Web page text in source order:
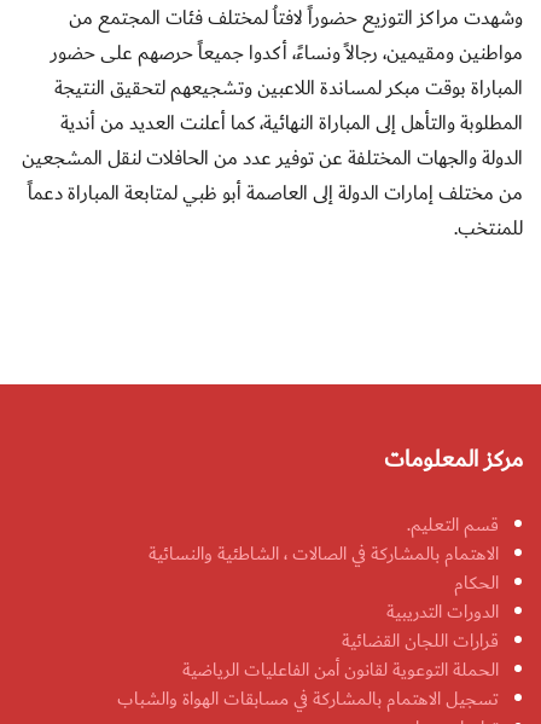
وشهدت مراكز التوزيع حضوراً لافتاُ لمختلف فئات المجتمع من
مواطنين ومقيمين، رجالاً ونساءً، أكدوا جميعاً حرصهم على حضور
المباراة بوقت مبكر لمساندة اللاعبين وتشجيعهم لتحقيق النتيجة
المطلوبة والتأهل إلى المباراة النهائية، كما أعلنت العديد من أندية
الدولة والجهات المختلفة عن توفير عدد من الحافلات لنقل المشجعين
من مختلف إمارات الدولة إلى العاصمة أبو ظبي لمتابعة المباراة دعماً
للمنتخب.
مركز المعلومات
قسم التعليم.
الاهتمام بالمشاركة في الصالات ، الشاطئية والنسائية
الحكام
الدورات التدريبية
قرارات اللجان القضائية
الحملة التوعوية لقانون أمن الفاعليات الرياضية
تسجيل الاهتمام بالمشاركة في مسابقات الهواة والشباب